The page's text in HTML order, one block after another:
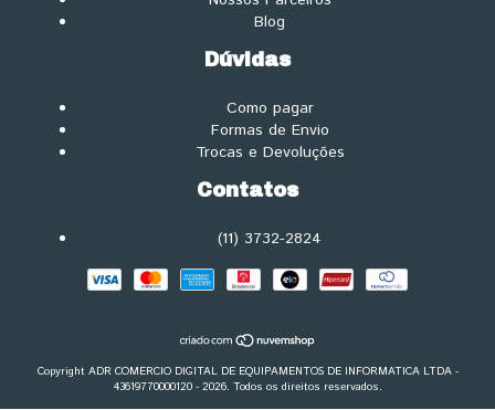
Blog
Dúvidas
Como pagar
Formas de Envio
Trocas e Devoluções
Contatos
(11) 3732-2824
Copyright ADR COMERCIO DIGITAL DE EQUIPAMENTOS DE INFORMATICA LTDA -
43619770000120 - 2026. Todos os direitos reservados.